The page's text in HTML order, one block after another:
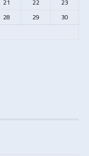
21 22
23
28 29
30